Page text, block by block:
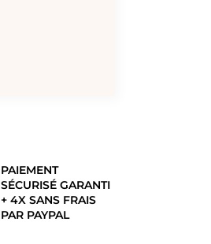
PAIEMENT
SÉCURISÉ GARANTI
+ 4X SANS FRAIS
PAR PAYPAL